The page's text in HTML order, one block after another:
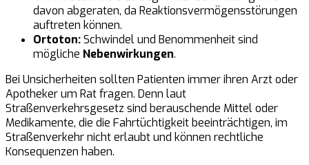
davon abgeraten, da Reaktionsvermögensstörungen
auftreten können.
Ortoton:Schwindel und Benommenheit sind
mögliche Nebenwirkungen.
Bei Unsicherheiten sollten Patienten immer ihren Arzt oder
Apotheker um Rat fragen. Denn laut
Straßenverkehrsgesetz sind berauschende Mittel oder
Medikamente, die die Fahrtüchtigkeit beeinträchtigen, im
Straßenverkehr nicht erlaubt und können rechtliche
Konsequenzen haben.